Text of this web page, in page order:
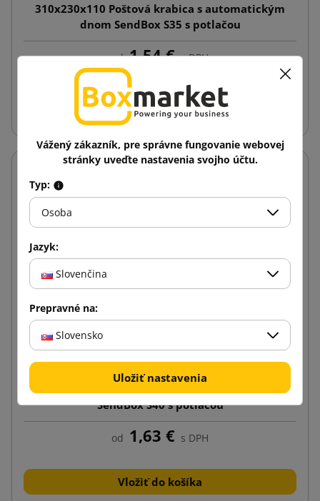
310x230x110 Poštová krabica s automatickým
dnom SendBox S35 s potlačou
od 1,54 € s DPH
Vložiť do košíka
310x230x160 Poštový box s automatickým dnom
SendBox S40 s potlačou
od 1,63 € s DPH
Vložiť do košíka
Vážený zákazník, pre správne fungovanie webovej
stránky uveďte nastavenia svojho účtu.
Typ:
Osoba
Jazyk:
Slovenčina
Prepravné na:
Slovensko
Uložiť nastavenia